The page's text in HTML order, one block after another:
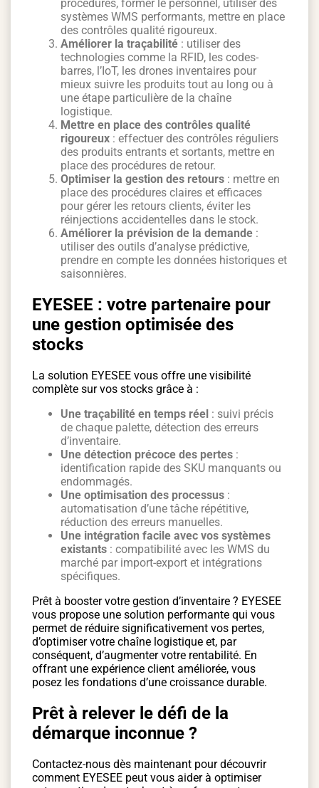
procédures, former le personnel, utiliser des
systèmes WMS performants, mettre en place
des contrôles qualité rigoureux.
Améliorer la traçabilité : utiliser des
technologies comme la RFID, les codes-
barres, l’IoT, les drones inventaires pour
mieux suivre les produits tout au long ou à
une étape particulière de la chaîne
logistique.
Mettre en place des contrôles qualité
rigoureux : effectuer des contrôles réguliers
des produits entrants et sortants, mettre en
place des procédures de retour.
Optimiser la gestion des retours : mettre en
place des procédures claires et efficaces
pour gérer les retours clients, éviter les
réinjections accidentelles dans le stock.
Améliorer la prévision de la demande :
utiliser des outils d’analyse prédictive,
prendre en compte les données historiques et
saisonnières.
EYESEE : votre partenaire pour
une gestion optimisée des
stocks
La solution EYESEE vous offre une visibilité
complète sur vos stocks grâce à :
Une traçabilité en temps réel : suivi précis
de chaque palette, détection des erreurs
d’inventaire.
Une détection précoce des pertes :
identification rapide des SKU manquants ou
endommagés.
Une optimisation des processus :
automatisation d’une tâche répétitive,
réduction des erreurs manuelles.
Une intégration facile avec vos systèmes
existants : compatibilité avec les WMS du
marché par import-export et intégrations
spécifiques.
Prêt à booster votre gestion d’inventaire ? EYESEE
vous propose une solution performante qui vous
permet de réduire significativement vos pertes,
d’optimiser votre chaîne logistique et, par
conséquent, d’augmenter votre rentabilité. En
offrant une expérience client améliorée, vous
posez les fondations d’une croissance durable.
Prêt à relever le défi de la
démarque inconnue ?
Contactez-nous dès maintenant pour découvrir
comment EYESEE peut vous aider à optimiser